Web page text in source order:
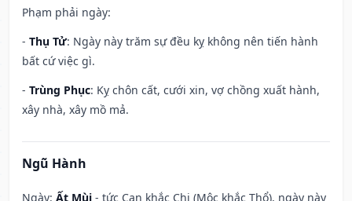
Phạm phải ngày:
- Thụ Tử: Ngày này trăm sự đều kỵ không nên tiến hành
bất cứ việc gì.
- Trùng Phục: Kỵ chôn cất, cưới xin, vợ chồng xuất hành,
xây nhà, xây mồ mả.
Ngũ Hành
Ngày: Ất Mùi - tức Can khắc Chi (Mộc khắc Thổ), ngày này